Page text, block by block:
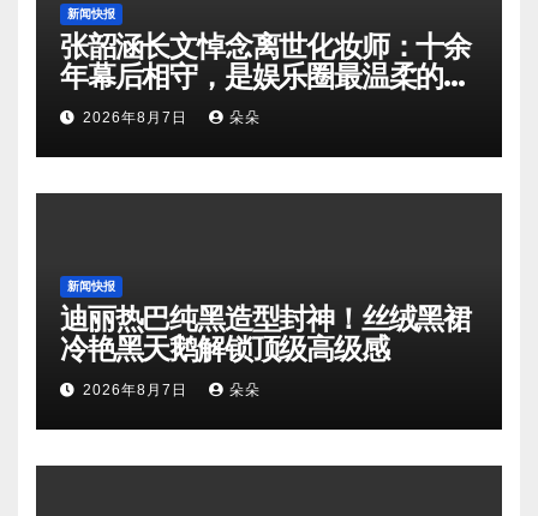
新闻快报
张韶涵长文悼念离世化妆师：十余
年幕后相守，是娱乐圈最温柔的双
向奔赴
2026年8月7日 朵朵
新闻快报
迪丽热巴纯黑造型封神！丝绒黑裙
冷艳黑天鹅解锁顶级高级感
2026年8月7日 朵朵